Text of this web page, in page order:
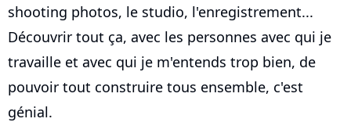
shooting photos, le studio, l'enregistrement...
Découvrir tout ça, avec les personnes avec qui je
travaille et avec qui je m'entends trop bien, de
pouvoir tout construire tous ensemble, c'est
génial.